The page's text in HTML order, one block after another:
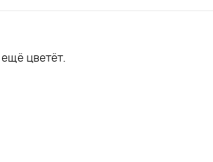
цветёт.